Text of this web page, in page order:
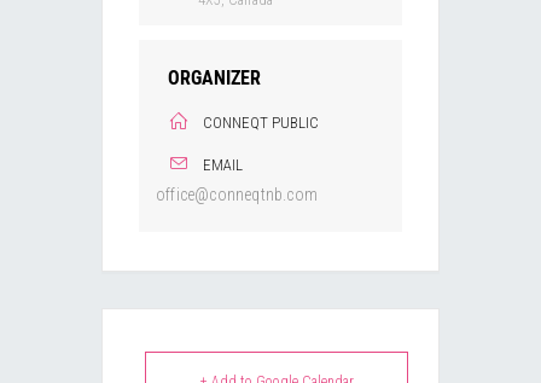
ORGANIZER
CONNEQT PUBLIC
EMAIL
office@conneqtnb.com